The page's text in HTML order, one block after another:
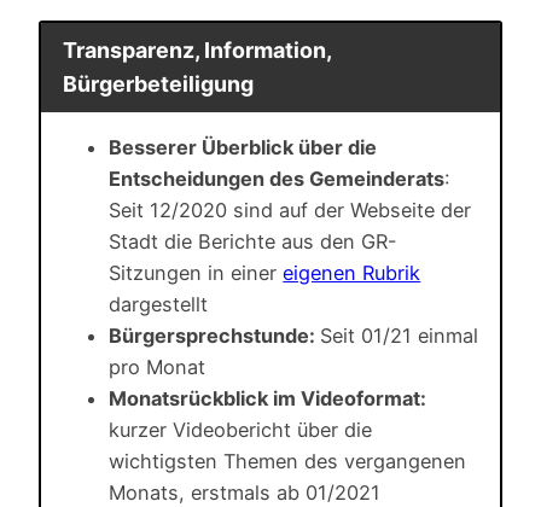
Transparenz, Information,
Bürgerbeteiligung
Besserer Überblick über die
Entscheidungen des Gemeinderats:
Seit 12/2020 sind auf der Webseite der
Stadt die Berichte aus den GR-
Sitzungen in einereigenen Rubrik
dargestellt
Bürgersprechstunde: Seit 01/21 einmal
pro Monat
Monatsrückblick im Videoformat:
kurzer Videobericht über die
wichtigsten Themen des vergangenen
Monats, erstmals ab 01/2021